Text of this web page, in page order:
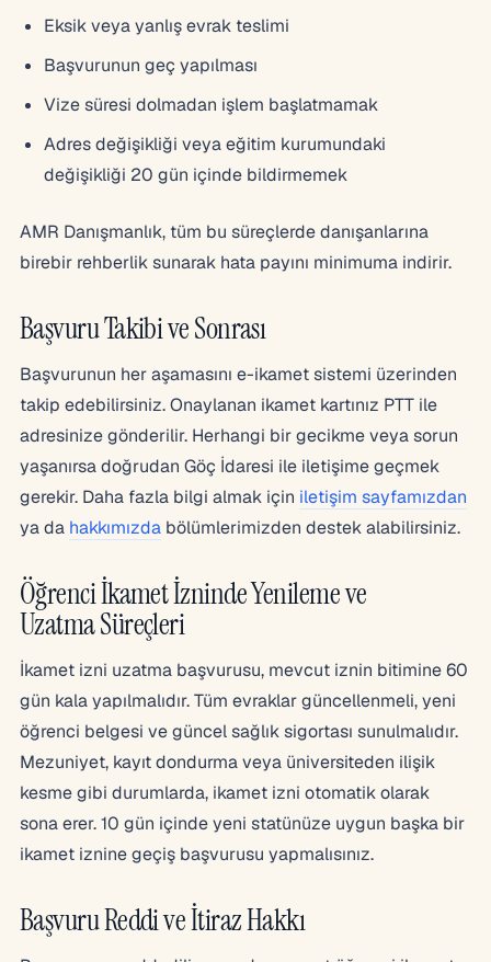
Eksik veya yanlış evrak teslimi
Başvurunun geç yapılması
Vize süresi dolmadan işlem başlatmamak
Adres değişikliği veya eğitim kurumundaki
değişikliği 20 gün içinde bildirmemek
AMR Danışmanlık, tüm bu süreçlerde danışanlarına
birebir rehberlik sunarak hata payını minimuma indirir.
Başvuru Takibi ve Sonrası
Başvurunun her aşamasını e-ikamet sistemi üzerinden
takip edebilirsiniz. Onaylanan ikamet kartınız PTT ile
adresinize gönderilir. Herhangi bir gecikme veya sorun
yaşanırsa doğrudan Göç İdaresi ile iletişime geçmek
gerekir. Daha fazla bilgi almak için iletişim sayfamızdan
ya da hakkımızda bölümlerimizden destek alabilirsiniz.
Öğrenci İkamet İzninde Yenileme ve
Uzatma Süreçleri
İkamet izni uzatma başvurusu, mevcut iznin bitimine 60
gün kala yapılmalıdır. Tüm evraklar güncellenmeli, yeni
öğrenci belgesi ve güncel sağlık sigortası sunulmalıdır.
Mezuniyet, kayıt dondurma veya üniversiteden ilişik
kesme gibi durumlarda, ikamet izni otomatik olarak
sona erer. 10 gün içinde yeni statünüze uygun başka bir
ikamet iznine geçiş başvurusu yapmalısınız.
Başvuru Reddi ve İtiraz Hakkı